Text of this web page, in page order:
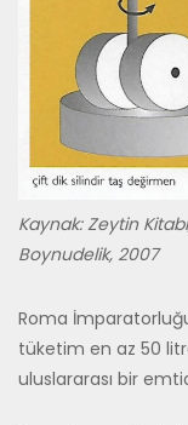
Kaynak: Zeytin
Boynudelik, 2007
Roma
tüketim en az 50
uluslararası bir